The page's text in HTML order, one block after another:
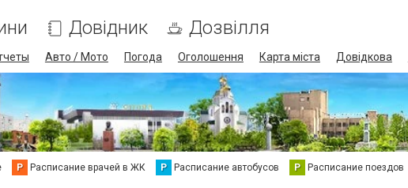
Довідник Дозвілля
Авто / Мото Погода Оголошення Карта міста Довідкова
Р Расписание врачей в ЖК Р Расписание автобусов Р Расписание поездов